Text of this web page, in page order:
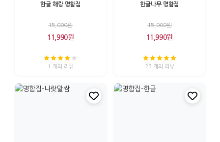
한글 해랑 명함집
15,000원
11,990원
1 개의 리뷰
한글나무 명함집
15,000원
11,990원
23 개의 리뷰